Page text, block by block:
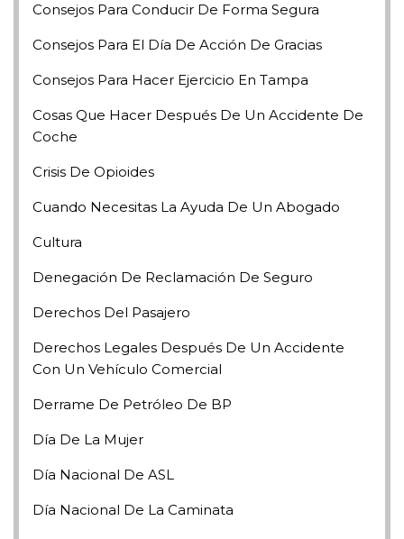
Consejos Para Conducir De Forma Segura
Consejos Para El Día De Acción De Gracias
Consejos Para Hacer Ejercicio En Tampa
Cosas Que Hacer Después De Un Accidente De
Coche
Crisis De Opioides
Cuando Necesitas La Ayuda De Un Abogado
Cultura
Denegación De Reclamación De Seguro
Derechos Del Pasajero
Derechos Legales Después De Un Accidente
Con Un Vehículo Comercial
Derrame De Petróleo De BP
Día De La Mujer
Día Nacional De ASL
Día Nacional De La Caminata